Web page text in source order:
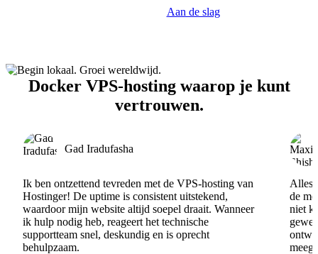
Aan de slag
Docker VPS-hosting waarop je kunt
vertrouwen.
Gad Iradufasha
Ik ben ontzettend tevreden met de VPS-hosting van
Hostinger! De uptime is consistent uitstekend,
waardoor mijn website altijd soepel draait. Wanneer
ik hulp nodig heb, reageert het technische
supportteam snel, deskundig en is oprecht
behulpzaam.
Alles
de
niet